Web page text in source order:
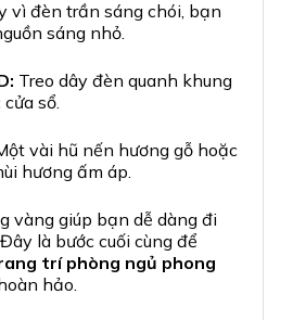
vì đèn trần sáng chói, bạn
sáng nhỏ.
Treo dây đèn quanh khung
sổ.
vài hũ nến hương gỗ hoặc
hương ấm áp.
vàng giúp bạn dễ dàng đi
là bước cuối cùng để
trí phòng ngủ phong
hảo.